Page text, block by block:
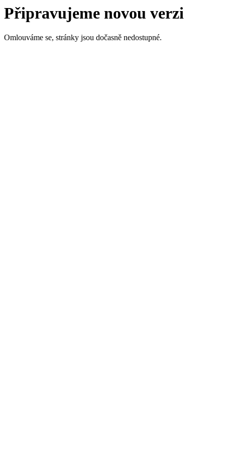
Připravujeme novou verzi
Omlouváme se, stránky jsou dočasně nedostupné.